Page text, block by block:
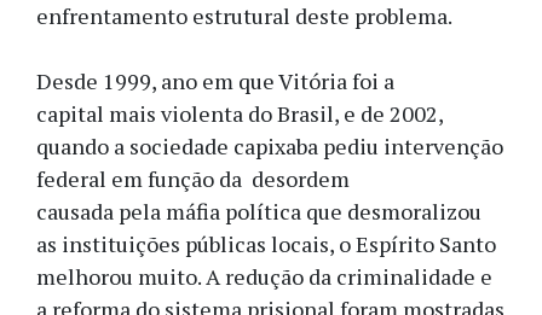
enfrentamento estrutural deste problema.
Desde 1999, ano em que Vitória foi a
capital mais violenta do Brasil, e de 2002,
quando a sociedade capixaba pediu intervenção
federal em função da desordem
causada pela máfia política que desmoralizou
as instituições públicas locais, o Espírito Santo
melhorou muito. A redução da criminalidade e
a reforma do sistema prisional foram mostradas